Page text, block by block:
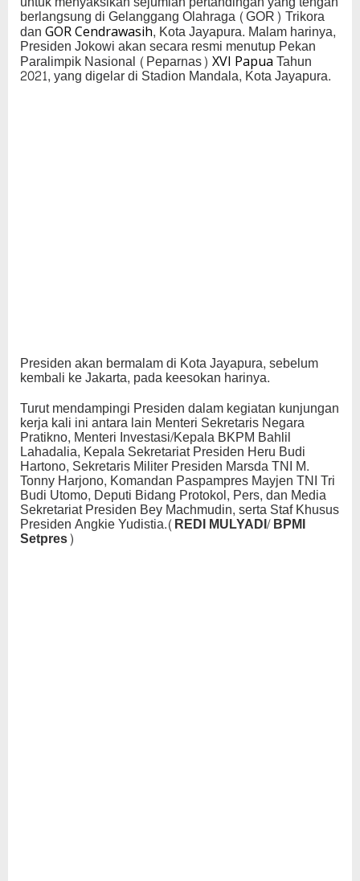
berlangsung di Gelanggang Olahraga (GOR) Trikora
dan GOR Cendrawasih, Kota Jayapura. Malam harinya,
Presiden Jokowi akan secara resmi menutup Pekan
Paralimpik Nasional (Peparnas) XVI Papua Tahun
2021, yang digelar di Stadion Mandala, Kota Jayapura.
Presiden akan bermalam di Kota Jayapura, sebelum
kembali ke Jakarta, pada keesokan harinya.
Turut mendampingi Presiden dalam kegiatan kunjungan
kerja kali ini antara lain Menteri Sekretaris Negara
Pratikno, Menteri Investasi/Kepala BKPM Bahlil
Lahadalia, Kepala Sekretariat Presiden Heru Budi
Hartono, Sekretaris Militer Presiden Marsda TNI M.
Tonny Harjono, Komandan Paspampres Mayjen TNI Tri
Budi Utomo, Deputi Bidang Protokol, Pers, dan Media
Sekretariat Presiden Bey Machmudin, serta Staf Khusus
Presiden Angkie Yudistia.(REDI MULYADI/ BPMI
Setpres)